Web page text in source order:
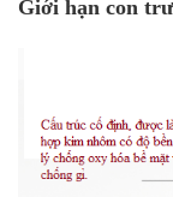
Giới hạn con